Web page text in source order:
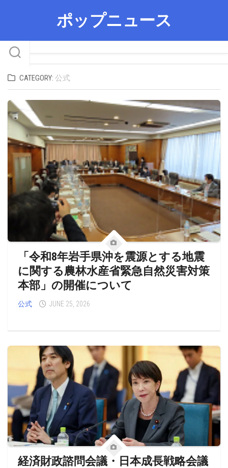
ポップニュース
CATEGORY: 公式
「令和8年岩手県沖を震源とする地震
に関する農林水産省緊急自然災害対策
本部」の開催について
公式 JUNE 25, 2026
経済財政諮問会議・日本成長戦略会議